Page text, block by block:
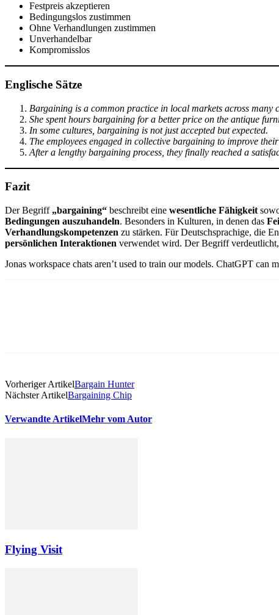
Festpreis akzeptieren
Bedingungslos zustimmen
Ohne Verhandlungen zustimmen
Unverhandelbar
Kompromisslos
Englische Sätze
Bargaining is a common practice in local markets across many
She spent hours bargaining for a better price on the antique
In some cultures, bargaining is not just accepted but expected.
The employees engaged in collective bargaining to improve
After a lengthy bargaining process, they finally reached a
Fazit
Der Begriff „bargaining“ beschreibt eine wesentliche Fähigkeit
Bedingungen auszuhandeln. Besonders in Kulturen, in denen das
Verhandlungskompetenzen zu stärken. Für Deutschsprachige, die
persönlichen Interaktionen verwendet wird. Der Begriff
Jonas workspace chats aren’t used to train our models. ChatGPT can
Vorheriger ArtikelBargain Hunter
Nächster ArtikelBargaining Chip
Verwandte ArtikelMehr vom Autor
Flying Visit